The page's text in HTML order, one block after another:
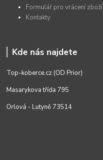
Formulář pro vrácení zboží
Kontakty
Kde nás najdete
Top-koberce.cz (OD Prior)
Masarykova třída 795
Orlová - Lutyně 73514